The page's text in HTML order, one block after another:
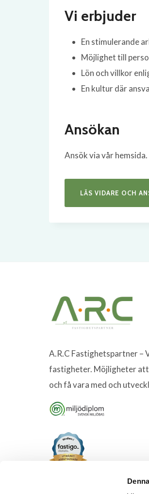
Vi erbjuder
En stimulerande
Möjlighet till
Lön och villkor
En kultur där
Ansökan
Ansök via vår
LÄS VIDARE OCH
A.R.C Fastighetspartner –
fastigheter. Möjligheter att
och få vara med och